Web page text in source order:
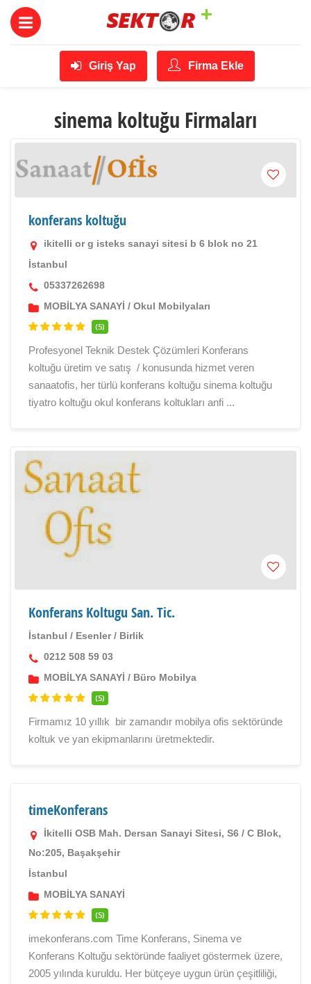
Giriş Yap Firma Ekle
sinema koltuğu Firmaları
konferans koltuğu
ikitelli or g isteks sanayi sitesi b 6 blok no 21
İstanbul
05337262698
MOBİLYA SANAYİ / Okul Mobilyaları
(5)
Profesyonel Teknik Destek Çözümleri Konferans
koltuğu üretim ve satış / konusunda hizmet veren
sanaatofis, her türlü konferans koltuğu sinema koltuğu
tiyatro koltuğu okul konferans koltukları anfi ...
Konferans Koltugu San. Tic.
İstanbul / Esenler/ Birlik
0212 508 59 03
MOBİLYA SANAYİ / Büro Mobilya
(5)
Firmamız 10 yıllık bir zamandır mobilya ofis sektöründe
koltuk ve yan ekipmanlarını üretmektedir.
timeKonferans
İkitelli OSB Mah. Dersan Sanayi Sitesi, S6 / C Blok,
No:205, Başakşehir
İstanbul
MOBİLYA SANAYİ
(5)
imekonferans.com Time Konferans, Sinema ve
Konferans Koltuğu sektöründe faaliyet göstermek üzere,
2005 yılında kuruldu. Her bütçeye uygun ürün çeşitliliği,